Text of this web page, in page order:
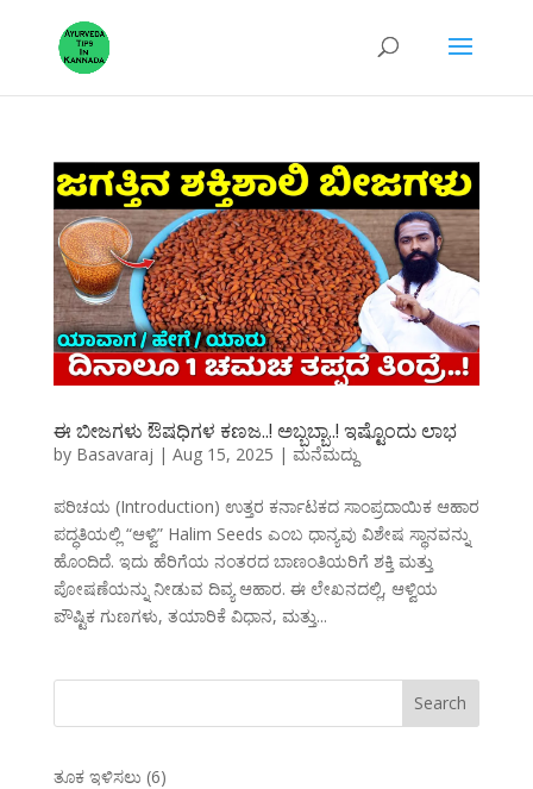
ಈ ಬೀಜಗಳು ಔಷಧಿಗಳ ಕಣಜ..! ಅಬ್ಬಬ್ಬಾ..! ಇಷ್ಟೊಂದು ಲಾಭ
by Basavaraj | Aug 15, 2025 | ಮನೆಮದ್ದು
ಪರಿಚಯ (Introduction) ಉತ್ತರ ಕರ್ನಾಟಕದ ಸಾಂಪ್ರದಾಯಿಕ ಆಹಾರ
ಪದ್ಧತಿಯಲ್ಲಿ “ಆಳ್ವಿ” Halim Seeds ಎಂಬ ಧಾನ್ಯವು ವಿಶೇಷ ಸ್ಥಾನವನ್ನು
ಹೊಂದಿದೆ. ಇದು ಹೆರಿಗೆಯ ನಂತರದ ಬಾಣಂತಿಯರಿಗೆ ಶಕ್ತಿ ಮತ್ತು
ಪೋಷಣೆಯನ್ನು ನೀಡುವ ದಿವ್ಯ ಆಹಾರ. ಈ ಲೇಖನದಲ್ಲಿ, ಆಳ್ವಿಯ
ಪೌಷ್ಟಿಕ ಗುಣಗಳು, ತಯಾರಿಕೆ ವಿಧಾನ, ಮತ್ತು...
ತೂಕ ಇಳಿಸಲು (6)